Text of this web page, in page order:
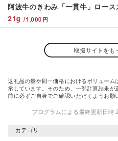
21g /1,000 円
阿波牛のきわみ「一貫牛」ロー
取扱サイトをも
返礼品の量や同一価格におけるボリュー
示しています。そのため、一部計算結果
前に必ずご自身でご確認いただくようお願
プログラムによる最終更新日時
カテゴリ